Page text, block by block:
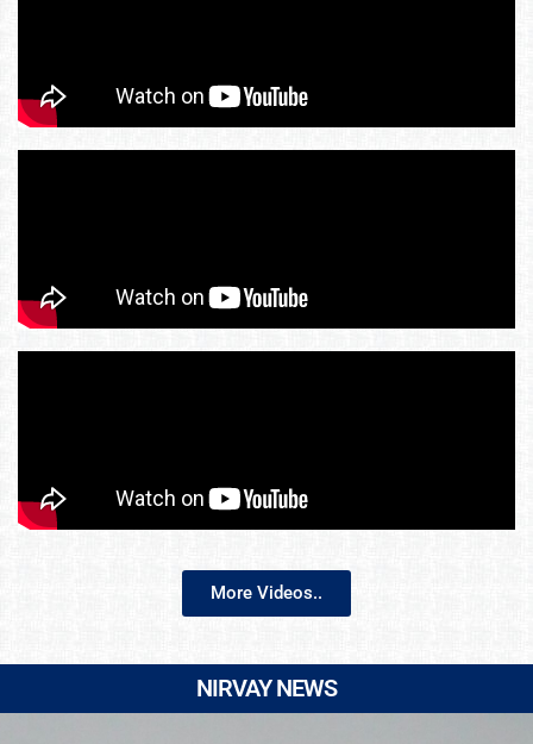
More Videos..
NIRVAY NEWS